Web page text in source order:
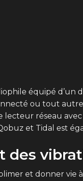
équipé
ou tout
réseau
et Tidal est
des
et donner vie